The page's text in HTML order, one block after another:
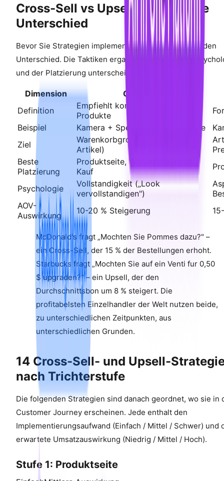
Cross-Sell vs Upsell: Der Genaue
Unterschied
Bevor Sie Strategien implementieren, verstehen Sie den
Unterschied. Die Taktiken erganzen sich, aber die
und der Platzierung unterscheiden sich erheblich:
Dimension
Cross-Sell
Definition
Empfiehlt komplementare
Produkte
Beispiel
Kamera + Speicherkarte + Tasche
Ziel
Warenkorbgroße erhoben (mehr
Artikel)
Beste
Platzierung
Produktseite, Warenkorb, nach
Kauf
Psychologie
Vollstandigkeit („Look
vervollstandigen")
AOV-
Auswirkung
10-20 % Steigerung
McDonald's fragt „Mochten Sie Pommes dazu?" –
ein Cross-Sell, der 15 % der Bestellungen erhoht.
Starbucks fragt „Mochten Sie auf ein Venti fur 0,50
$ upgraden?" – ein Upsell, der den
Durchschnittsbon um 8 % steigert. Die
profitabelsten Einzelhandler der Welt nutzen beide,
zu unterschiedlichen Zeitpunkten, aus
unterschiedlichen Grunden.
14 Cross-Sell- und Upsell-
nach Trichterstufe
Die folgenden Strategien sind danach geordnet, wo sie in
Customer Journey erscheinen. Jede enthalt den
Implementierungsaufwand (Einfach / Mittel / Schwer) und
erwartete Umsatzauswirkung (Niedrig / Mittel / Hoch).
Stufe 1: Produktseite